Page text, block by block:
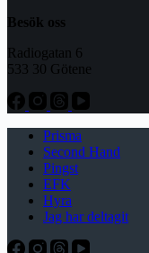
Besök oss
Radiogatan 6
533 30 Götene
Prisma
Second Hand
Pingst
EFK
Hyra
Jag har deltagit